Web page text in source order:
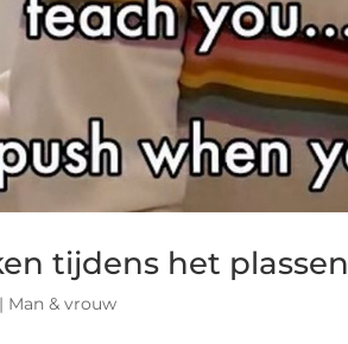
tijdens het plassen
| Man & vrouw